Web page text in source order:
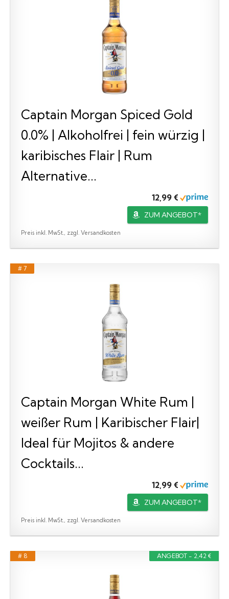
Captain Morgan Spiced Gold
0.0% | Alkoholfrei | fein würzig |
karibisches Flair | Rum
Alternative...
12,99 €
ZUM ANGEBOT*
Preis inkl. MwSt., zzgl. Versandkosten
# 7
Captain Morgan White Rum |
weißer Rum | Karibischer Flair|
Ideal für Mojitos & andere
Cocktails...
12,99 €
ZUM ANGEBOT*
Preis inkl. MwSt., zzgl. Versandkosten
ANGEBOT - 2,42 €
# 8